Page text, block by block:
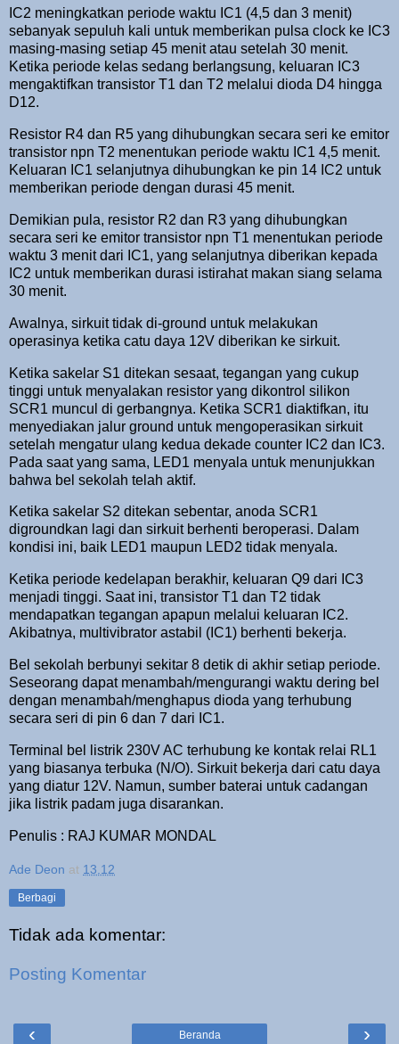
IC2 meningkatkan periode waktu IC1 (4,5 dan 3 menit)
sebanyak sepuluh kali untuk memberikan pulsa clock ke IC3
masing-masing setiap 45 menit atau setelah 30 menit.
Ketika periode kelas sedang berlangsung, keluaran IC3
mengaktifkan transistor T1 dan T2 melalui dioda D4 hingga
D12.
Resistor R4 dan R5 yang dihubungkan secara seri ke emitor
transistor npn T2 menentukan periode waktu IC1 4,5 menit.
Keluaran IC1 selanjutnya dihubungkan ke pin 14 IC2 untuk
memberikan periode dengan durasi 45 menit.
Demikian pula, resistor R2 dan R3 yang dihubungkan
secara seri ke emitor transistor npn T1 menentukan periode
waktu 3 menit dari IC1, yang selanjutnya diberikan kepada
IC2 untuk memberikan durasi istirahat makan siang selama
30 menit.
Awalnya, sirkuit tidak di-ground untuk melakukan
operasinya ketika catu daya 12V diberikan ke sirkuit.
Ketika sakelar S1 ditekan sesaat, tegangan yang cukup
tinggi untuk menyalakan resistor yang dikontrol silikon
SCR1 muncul di gerbangnya. Ketika SCR1 diaktifkan, itu
menyediakan jalur ground untuk mengoperasikan sirkuit
setelah mengatur ulang kedua dekade counter IC2 dan IC3.
Pada saat yang sama, LED1 menyala untuk menunjukkan
bahwa bel sekolah telah aktif.
Ketika sakelar S2 ditekan sebentar, anoda SCR1
digroundkan lagi dan sirkuit berhenti beroperasi. Dalam
kondisi ini, baik LED1 maupun LED2 tidak menyala.
Ketika periode kedelapan berakhir, keluaran Q9 dari IC3
menjadi tinggi. Saat ini, transistor T1 dan T2 tidak
mendapatkan tegangan apapun melalui keluaran IC2.
Akibatnya, multivibrator astabil (IC1) berhenti bekerja.
Bel sekolah berbunyi sekitar 8 detik di akhir setiap periode.
Seseorang dapat menambah/mengurangi waktu dering bel
dengan menambah/menghapus dioda yang terhubung
secara seri di pin 6 dan 7 dari IC1.
Terminal bel listrik 230V AC terhubung ke kontak relai RL1
yang biasanya terbuka (N/O). Sirkuit bekerja dari catu daya
yang diatur 12V. Namun, sumber baterai untuk cadangan
jika listrik padam juga disarankan.
Penulis : RAJ KUMAR MONDAL
Ade Deon at 13.12
Berbagi
Tidak ada komentar:
Posting Komentar
‹ ›
Beranda